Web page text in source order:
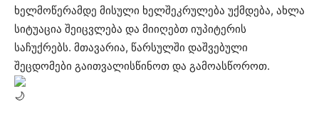
ხელმოწერამდე მისული ხელშეკრულება უქმდება, ახლა
სიტუაცია შეიცვლება და მიიღებთ იუპიტერის
საჩუქრებს. მთავარია, წარსულში დაშვებული
შეცდომები გაითვალისწინოთ და გამოასწოროთ.